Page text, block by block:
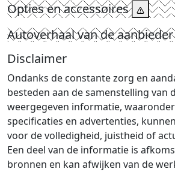
Opties en accessoires
Autoverhaal van de aanbieder
Disclaimer
Ondanks de constante zorg en
besteden aan de samenstelling van
weergegeven informatie,
specificaties en advertenties,
voor de volledigheid, juistheid of
Een deel van de informatie is
bronnen en kan afwijken van de